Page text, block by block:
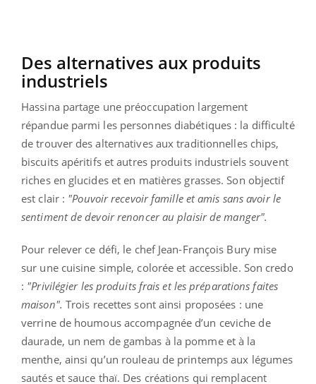
Des alternatives aux produits
industriels
Hassina partage une préoccupation largement
répandue parmi les personnes diabétiques : la difficulté
de trouver des alternatives aux traditionnelles chips,
biscuits apéritifs et autres produits industriels souvent
riches en glucides et en matières grasses. Son objectif
est clair : "Pouvoir recevoir famille et amis sans avoir le
sentiment de devoir renoncer au plaisir de manger".
Pour relever ce défi, le chef Jean-François Bury mise
sur une cuisine simple, colorée et accessible. Son credo
: "Privilégier les produits frais et les préparations faites
maison". Trois recettes sont ainsi proposées : une
verrine de houmous accompagnée d’un ceviche de
daurade, un nem de gambas à la pomme et à la
menthe, ainsi qu’un rouleau de printemps aux légumes
sautés et sauce thaï. Des créations qui remplacent